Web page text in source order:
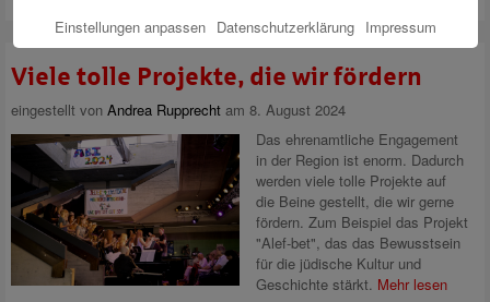
Viele tolle Projekte, die wir fördern
eingestellt von Andrea Rupprecht am 8. August 2024
Das ehrenamtliche Engagement
in der Region ist enorm. Dadurch
werden viele tolle Projekte auf
die Beine gestellt, die wir gerne
fördern. Zum Beispiel das Projekt
"Alef-bet", das das Bewusstsein
für die jüdische Kultur und
Geschichte stärkt. Mehr lesen
Einstellungen anpassen Datenschutzerklärung Impressum